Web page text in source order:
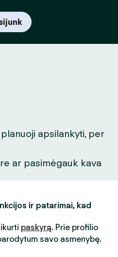
apsilankyti, per
ar pasimėgauk kava
ir patarimai, kad
paskyrą. Prie profilio
savo asmenybę.